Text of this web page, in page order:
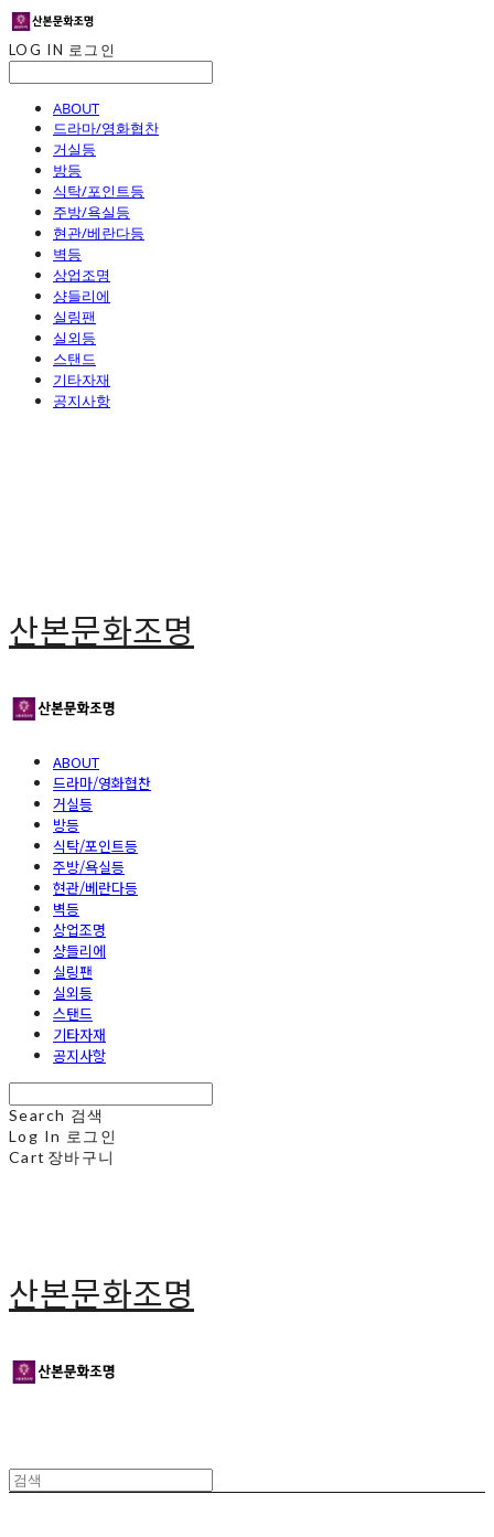
LOG IN 로그인
ABOUT
드라마/영화협찬
거실등
방등
식탁/포인트등
주방/욕실등
현관/베란다등
벽등
상업조명
샹들리에
실링팬
실외등
스탠드
기타자재
공지사항
산본문화조명
ABOUT
드라마/영화협찬
거실등
방등
식탁/포인트등
주방/욕실등
현관/베란다등
벽등
상업조명
샹들리에
실링팬
실외등
스탠드
기타자재
공지사항
Search 검색
Log In 로그인
Cart 장바구니
산본문화조명